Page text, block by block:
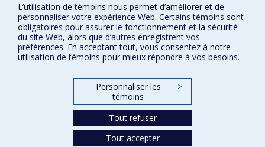
Accessibilité
FACULTÉ DES ARTS ET DES SCIENCES
Nos départements et écoles
Nos centres d'études
L’utilisation de témoins nous permet d’améliorer et de
personnaliser votre expérience Web. Certains témoins sont
obligatoires pour assurer le fonctionnement et la sécurité
du site Web, alors que d’autres enregistrent vos
préférences. En acceptant tout, vous consentez à notre
utilisation de témoins pour mieux répondre à vos besoins.
Personnaliser les
témoins
>
Tout refuser
Tout accepter